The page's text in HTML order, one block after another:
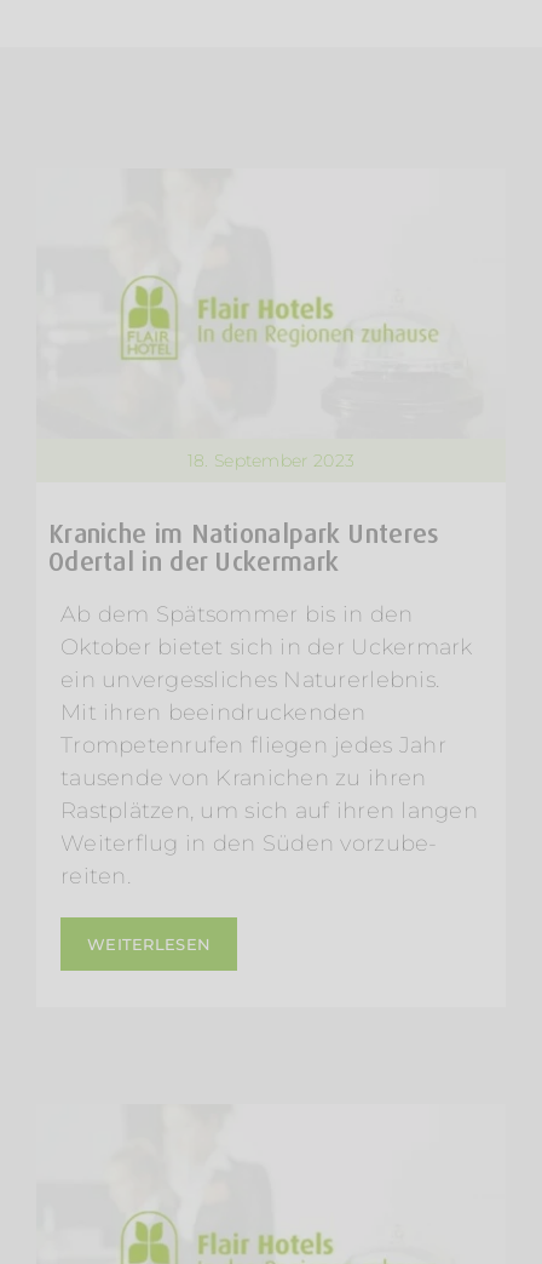
18. September 2023
Kraniche im Nationalpark Unteres
Odertal in der Uckermark
Ab dem Spätsommer bis in den
Oktober bietet sich in der Uckermark
ein unvergessliches Naturerlebnis.
Mit ihren beeindruckenden
Trompetenrufen fliegen jedes Jahr
tausende von Kranichen zu ihren
Rastplätzen, um sich auf ihren langen
Weiterflug in den Süden vorzube-
reiten.
WEITERLESEN